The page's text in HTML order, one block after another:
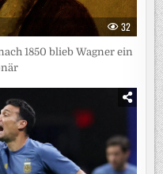
32
1850 blieb Wagner ein